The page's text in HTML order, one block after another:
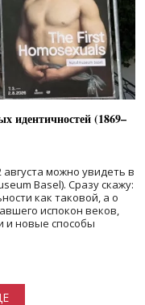
идентичностей (1869–
можно увидеть в
Basel). Сразу скажу:
как таковой, а о
испокон веков,
и новые способы